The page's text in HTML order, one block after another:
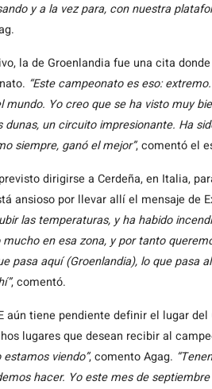
y a la vez para, con nuestra
la de Groenlandia fue una cita
“Este campeonato es eso:
mundo. Yo creo que se ha visto muy
dunas, un circuito impresionante. Ha
siempre, ganó el mejor”, comentó el
dirigirse a Cerdeña, en Italia,
ansioso por llevar allí el mensaje de
las temperaturas, y ha habido
mucho en esa zona, y por tanto
pasa aquí (Groenlandia), lo que pasa
, comentó.
aún tiene pendiente definir el lugar
lugares que desean recibir al
estamos viendo”, comento Agag.
hacer. Yo este mes de